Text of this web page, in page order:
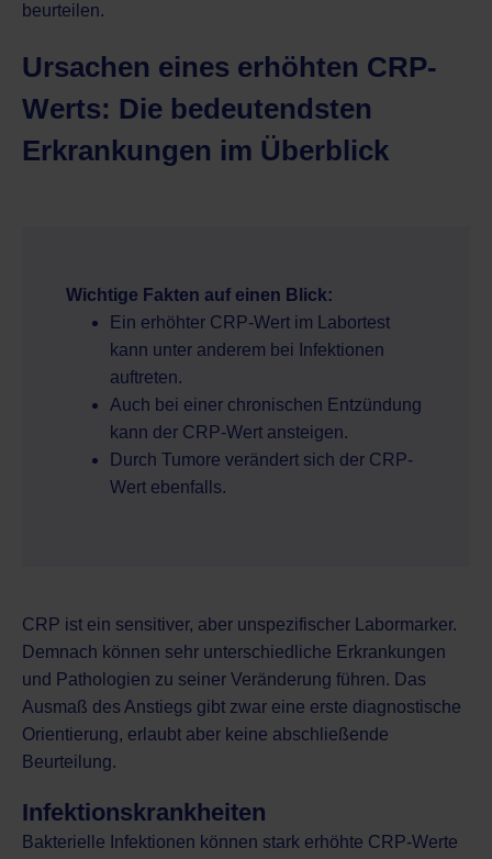
beurteilen.
Ursachen eines erhöhten CRP-
Werts: Die bedeutendsten
Erkrankungen im Überblick
Wichtige Fakten auf einen Blick:
Ein erhöhter CRP-Wert im Labortest
kann unter anderem bei Infektionen
auftreten.
Auch bei einer chronischen Entzündung
kann der CRP-Wert ansteigen.
Durch Tumore verändert sich der CRP-
Wert ebenfalls.
CRP ist ein sensitiver, aber unspezifischer Labormarker.
Demnach können sehr unterschiedliche Erkrankungen
und Pathologien zu seiner Veränderung führen. Das
Ausmaß des Anstiegs gibt zwar eine erste diagnostische
Orientierung, erlaubt aber keine abschließende
Beurteilung.
Infektionskrankheiten
Bakterielle Infektionen können stark erhöhte CRP-Werte